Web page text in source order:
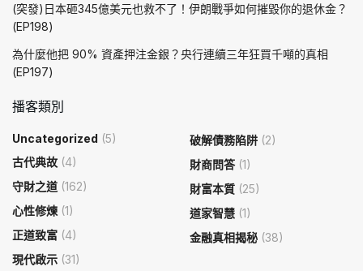
(突發)日本砸345億美元也救不了！伊朗戰爭如何摧毀你的退休金？
(EP198)
為什麼他把 90% 資產押注金銀？央行連續三年狂買千噸的真相
(EP197)
播客類別
Uncategorized (5)
古代典故 (4)
守財之道 (162)
心性修煉 (1)
正道致富 (4)
現代啟示 (31)
破解債務陷阱 (2)
財商問答(1)
財富本質 (25)
道家智慧 (1)
金融真相揭秘 (38)